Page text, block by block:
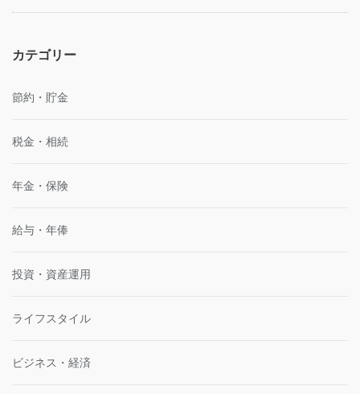
カテゴリー
節約・貯金
税金・相続
年金・保険
給与・年俸
投資・資産運用
ライフスタイル
ビジネス・経済